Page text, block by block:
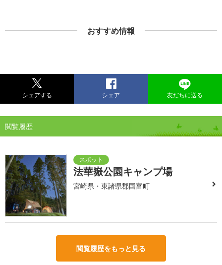
おすすめ情報
シェアする シェア 友だちに送る
閲覧履歴
法華嶽公園キャンプ場
宮崎県・東諸県郡国富町
閲覧履歴をもっと見る